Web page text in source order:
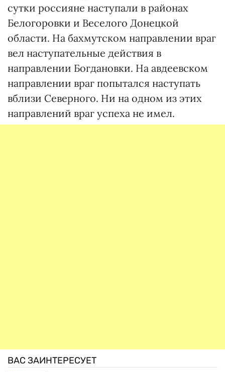
сутки россияне наступали в районах
Белогоровки и Веселого Донецкой
области. На бахмутском направлении враг
вел наступательные действия в
направлении Богдановки. На авдеевском
направлении враг попытался наступать
вблизи Северного. Ни на одном из этих
направлений враг успеха не имел.
ВАС ЗАИНТЕРЕСУЕТ